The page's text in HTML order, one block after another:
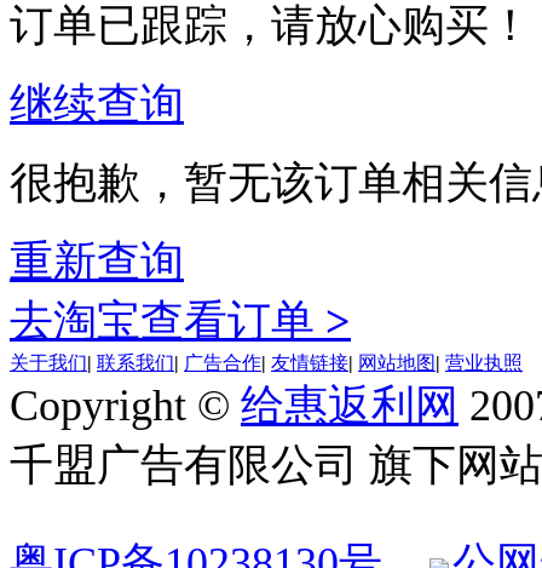
订单已跟踪，请放心购买！
继续查询
很抱歉，暂无该订单相关
重新查询
去淘宝查看订单 >
关于我们 联系我们 广告合作 友情链接 网站地图 营业执照
Copyright © 给惠返利网
千盟广告有限公司 旗下网